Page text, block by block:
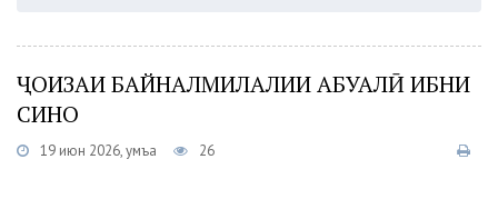
ҶОИЗАИ БАЙНАЛМИЛАЛИИ АБУАЛӢ ИБНИ
СИНО
19 июн 2026, Ҷумъа 26